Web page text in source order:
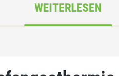
WEITERLESEN